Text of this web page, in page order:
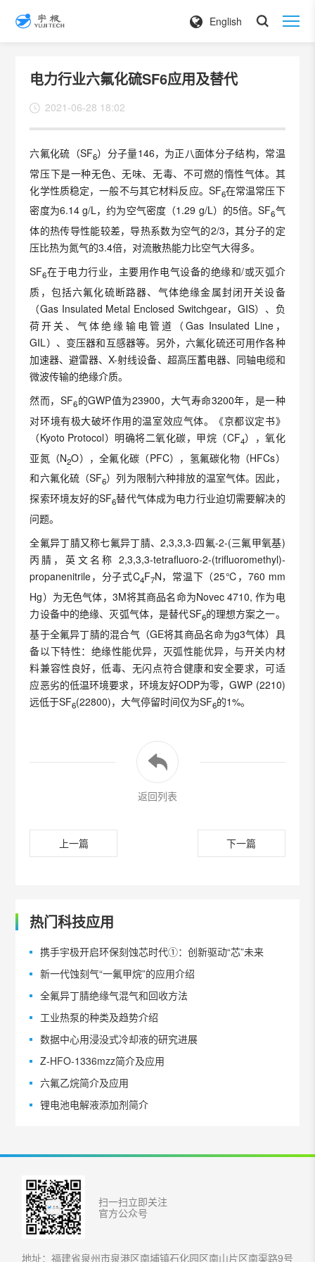
English
电力行业六氟化硫SF6应用及替代
2021-06-28 18:02
六氟化硫（SF6）分子量146，为正八面体分子结构，常温
常压下是一种无色、无味、无毒、不可燃的惰性气体。其
化学性质稳定，一般不与其它材料反应。SF6在常温常压下
密度为6.14 g/L，约为空气密度（1.29 g/L）的5倍。SF6气
体的热传导性能较差，导热系数为空气的2/3，其分子的定
压比热为氮气的3.4倍，对流散热能力比空气大得多。
SF6在于电力行业，主要用作电气设备的绝缘和/或灭弧介
质，包括六氟化硫断路器、气体绝缘金属封闭开关设备
（Gas Insulated Metal Enclosed Switchgear，GIS）、负
荷开关、气体绝缘输电管道（Gas Insulated Line，
GIL）、变压器和互感器等。另外，六氟化硫还可用作各种
加速器、避雷器、X-射线设备、超高压蓄电器、同轴电缆和
微波传输的绝缘介质。
然而，SF6的GWP值为23900，大气寿命3200年，是一种
对环境有极大破坏作用的温室效应气体。《京都议定书》
（Kyoto Protocol）明确将二氧化碳，甲烷（CF4），氧化
亚氮（N2O），全氟化碳（PFC），氢氟碳化物（HFCs）
和六氟化硫（SF6）列为限制六种排放的温室气体。因此，
探索环境友好的SF6替代气体成为电力行业迫切需要解决的
问题。
全氟异丁腈又称七氟异丁腈、2,3,3,3-四氟-2-(三氟甲氧基)
丙腈，英文名称 2,3,3,3-tetrafluoro-2-(trifluoromethyl)-
propanenitrile，分子式C4F7N，常温下（25℃，760 mm
Hg）为无色气体，3M将其商品名命为Novec 4710, 作为电
力设备中的绝缘、灭弧气体，是替代SF6的理想方案之一。
基于全氟异丁腈的混合气（GE将其商品名命为g3气体）具
备以下特性：绝缘性能优异，灭弧性能优异，与开关内材
料兼容性良好，低毒、无闪点符合健康和安全要求，可适
应恶劣的低温环境要求，环境友好ODP为零，GWP (2210)
远低于SF6(22800)，大气停留时间仅为SF6的1%。
返回列表
上一篇 下一篇
热门科技应用
携手宇极开启环保刻蚀芯时代①：创新驱动“芯”未来
新一代蚀刻气“一氟甲烷”的应用介绍
全氟异丁腈绝缘气混气和回收方法
工业热泵的种类及趋势介绍
数据中心用浸没式冷却液的研究进展
Z-HFO-1336mzz简介及应用
六氟乙烷简介及应用
锂电池电解液添加剂简介
扫一扫立即关注
官方公众号
地址：福建省泉州市泉港区南埔镇石化园区南山片区南渠路9号